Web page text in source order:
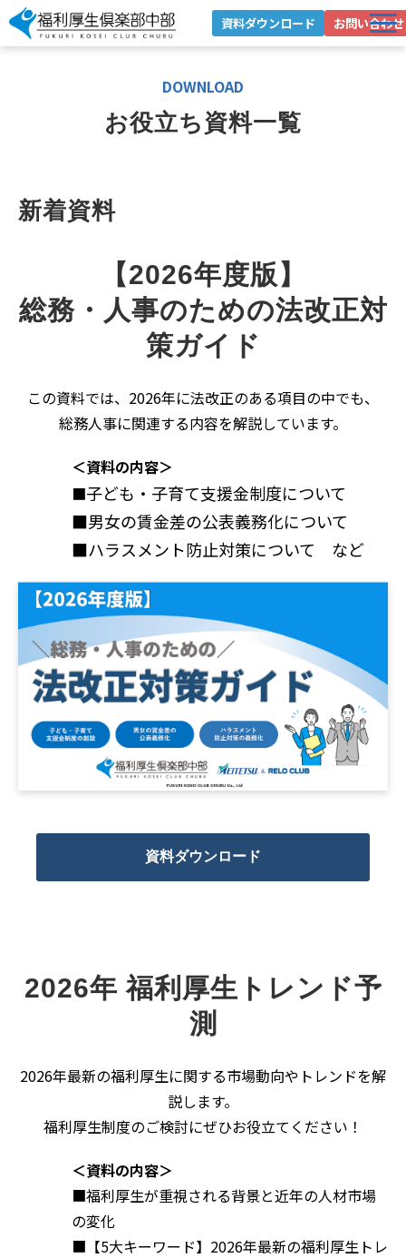
資料ダウンロード お問い合わせ
導入事例
健康経営への取り組み
DOWNLOAD
お役立ち資料一覧
新着資料
【2026年度版】
総務・人事のための法改正対
策ガイド
この資料では、2026年に法改正のある項目の中でも、
総務人事に関連する内容を解説しています。
＜資料の内容＞
■子ども・子育て支援金制度について
■男女の賃金差の公表義務化について
■ハラスメント防止対策について など
資料ダウンロード
2026年 福利厚生トレンド予
測
2026年最新の福利厚生に関する市場動向やトレンドを解
説します。
福利厚生制度のご検討にぜひお役立てください！
＜資料の内容＞
■福利厚生が重視される背景と近年の人材市場
の変化
■【5大キーワード】2026年最新の福利厚生トレ